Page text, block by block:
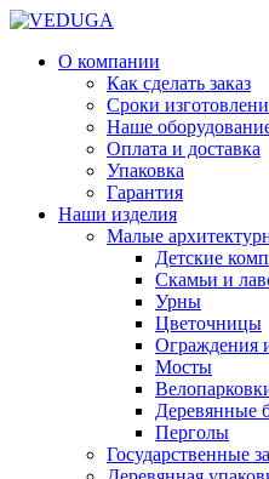
О компании
Как сделать заказ
Сроки
Наше
Оплата и доставка
Упаковка
Гарантия
Наши изделия
Малые
Детские
Скамьи и
Урны
Цветочницы
Ограждения
Мосты
Деревянные
Перголы
Государственные